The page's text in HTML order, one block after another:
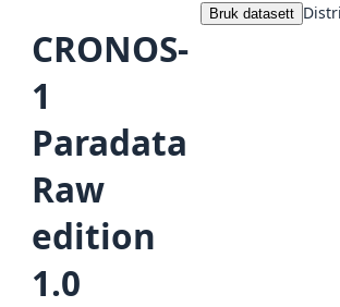
CRONOS-
1
Paradata
Raw
edition
1.0
Bruk datasett